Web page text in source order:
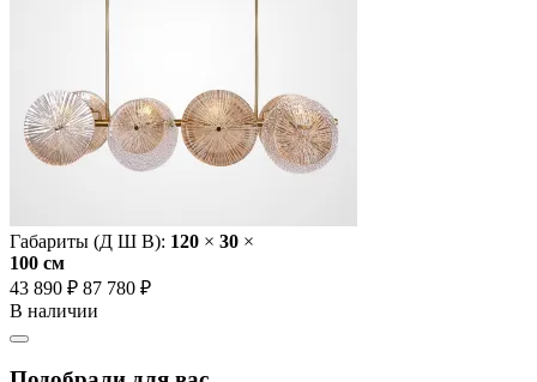
Габариты (Д Ш В): 120 × 30 ×
100 cм
43 890 ₽ 87 780 ₽
В наличии